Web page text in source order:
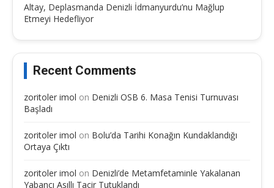
Altay, Deplasmanda Denizli İdmanyurdu’nu Mağlup
Etmeyi Hedefliyor
Recent Comments
zoritoler imol on Denizli OSB 6. Masa Tenisi Turnuvası
Başladı
zoritoler imol on Bolu’da Tarihi Konağın Kundaklandığı
Ortaya Çıktı
zoritoler imol on Denizli’de Metamfetaminle Yakalanan
Yabancı Asıllı Tacir Tutuklandı